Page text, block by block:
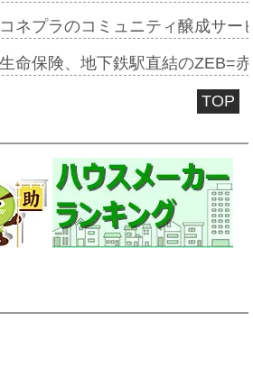
コネプラのコミュニティ醸成サ
命保険、地下鉄駅直結のZEB=
TOP